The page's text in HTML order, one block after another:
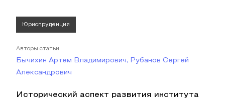
Юриспруденция
Авторы статьи
Бычихин Артем Владимирович, Рубанов Сергей
Александрович
Исторический аспект развития института